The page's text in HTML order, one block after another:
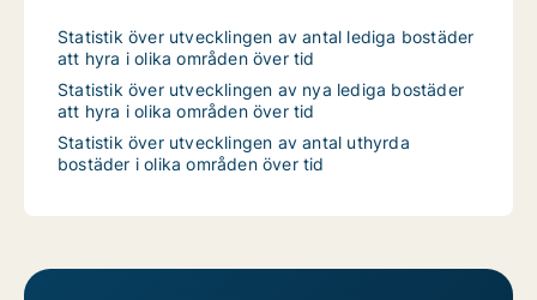
Statistik över utvecklingen av antal lediga bostäder
att hyra i olika områden över tid
Statistik över utvecklingen av nya lediga bostäder
att hyra i olika områden över tid
Statistik över utvecklingen av antal uthyrda
bostäder i olika områden över tid